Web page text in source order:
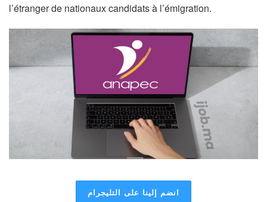
l’étranger de nationaux candidats à l’émigration.
انضم إلينا على التليجرام